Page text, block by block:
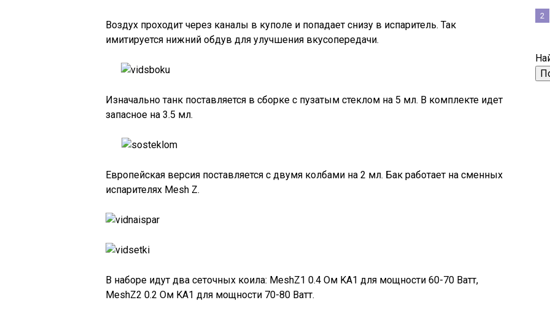
Воздух проходит через каналы в куполе и попадает снизу в испаритель. Так
имитируется нижний обдув для улучшения вкусопередачи.
Изначально танк поставляется в сборке с пузатым стеклом на 5 мл. В комплекте идет
запасное на 3.5 мл.
Европейская версия поставляется с двумя колбами на 2 мл. Бак работает на сменных
испарителях Mesh Z.
В наборе идут два сеточных коила: MeshZ1 0.4 Ом KA1 для мощности 60-70 Ватт,
MeshZ2 0.2 Ом KA1 для мощности 70-80 Ватт.
2